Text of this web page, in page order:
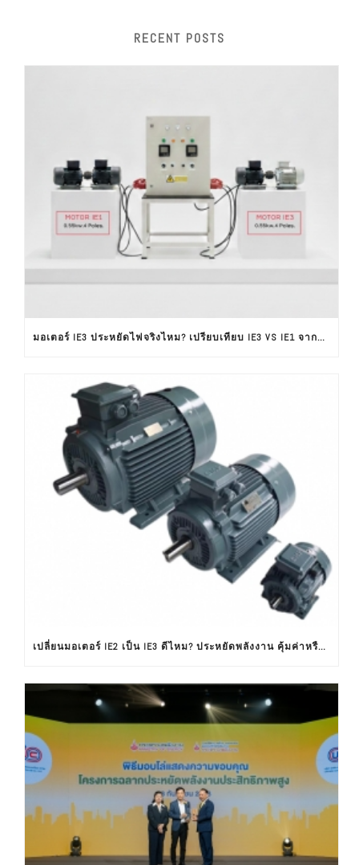
RECENT POSTS
มอเตอร์ IE3 ประหยัดไฟจริงไหม? เปรียบเทียบ IE3 VS IE1 จากผลทดสอบใช้งานจริง
เปลี่ยนมอเตอร์ IE2 เป็น IE3 ดีไหม? ประหยัดพลังงาน คุ้มค่าหรือไม่ ?